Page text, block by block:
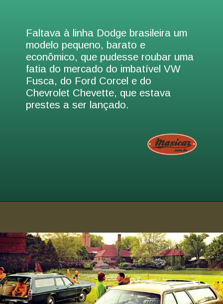
Faltava à linha Dodge brasileira um
modelo pequeno, barato e
econômico, que pudesse roubar uma
fatia do mercado do imbatível VW
Fusca, do Ford Corcel e do
Chevrolet Chevette, que estava
prestes a ser lançado.